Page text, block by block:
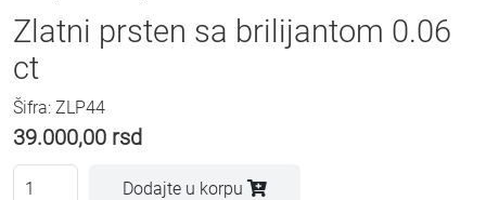
Zlatni prsten sa brilijantom 0.06
ct
Šifra: ZLP44
39.000,00 rsd
Dodajte u korpu